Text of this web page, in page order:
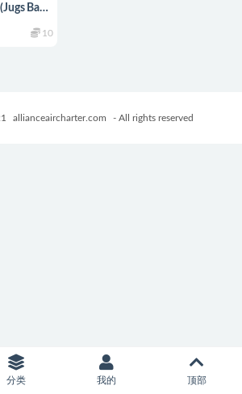
Bay)
10
allianceaircharter.com - All rights reserved
分类 我的 顶部